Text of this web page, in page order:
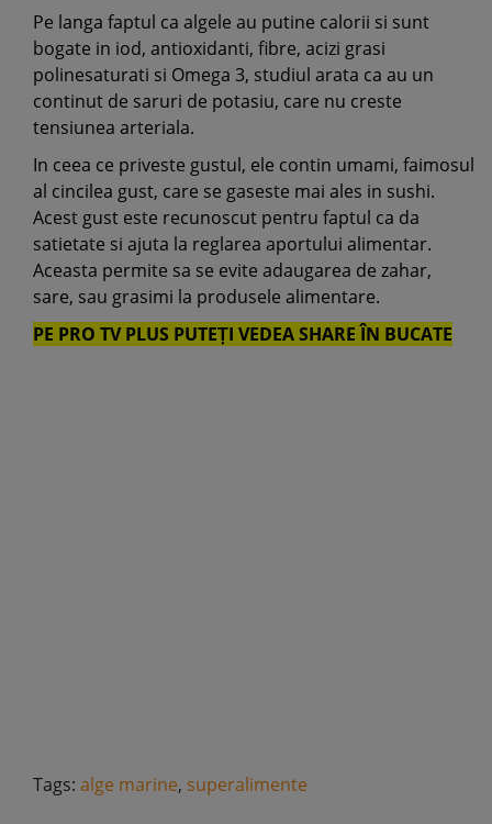
Pe langa faptul ca algele au putine calorii si sunt
bogate in iod, antioxidanti, fibre, acizi grasi
polinesaturati si Omega 3, studiul arata ca au un
continut de saruri de potasiu, care nu creste
tensiunea arteriala.
In ceea ce priveste gustul, ele contin umami, faimosul
al cincilea gust, care se gaseste mai ales in sushi.
Acest gust este recunoscut pentru faptul ca da
satietate si ajuta la reglarea aportului alimentar.
Aceasta permite sa se evite adaugarea de zahar,
sare, sau grasimi la produsele alimentare.
PE PRO TV PLUS PUTEȚI VEDEA SHARE ÎN BUCATE
Tags: alge marine, superalimente